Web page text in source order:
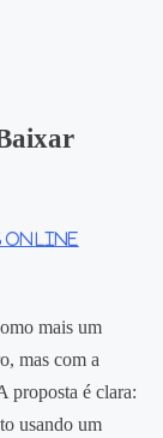
Online
mais um
mas com a
proposta é clara:
usando um